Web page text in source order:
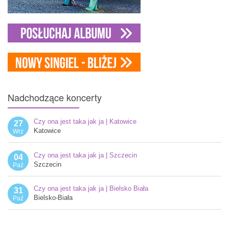
Nadchodzące koncerty
27
Wrz
Czy ona jest taka jak ja | Katowice
Katowice
04
Paź
Czy ona jest taka jak ja | Szczecin
Szczecin
31
Paź
Czy ona jest taka jak ja | Bielsko Biała
Bielsko-Biała